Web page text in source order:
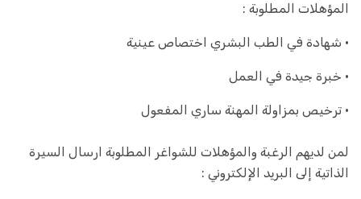
المؤهلات المطلوبة :
• شهادة في الطب البشري اختصاص عينية
• خبرة جيدة في العمل
• ترخيص بمزاولة المهنة ساري المفعول
لمن لديهم الرغبة والمؤهلات للشواغر المطلوبة ارسال السيرة
الذاتية إلى البريد الإلكتروني :